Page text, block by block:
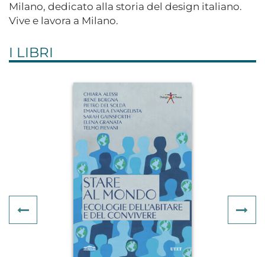
Milano, dedicato alla storia del design italiano.
Vive e lavora a Milano.
I LIBRI
Previous